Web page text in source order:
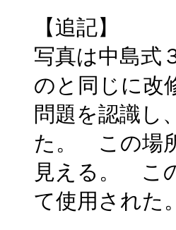
【追記】
写真は中島式
のと同じに改
問題を認識し
た。 この場
見える。 こ
て使用された。